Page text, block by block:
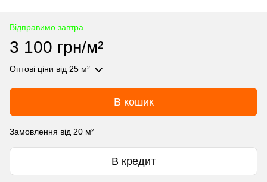
Відправимо завтра
3 100 грн/м²
Оптові ціни від 25 м²
В кошик
Замовлення від 20 м²
В кредит